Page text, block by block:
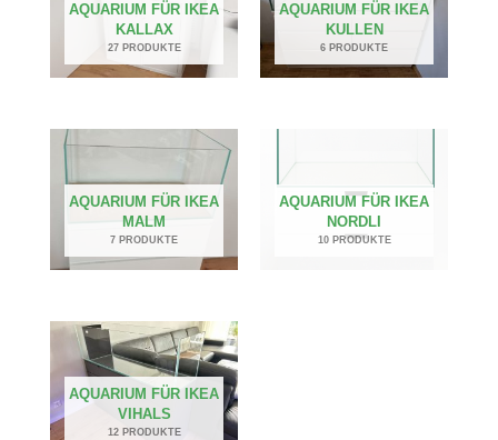
AQUARIUM FÜR IKEA
KALLAX
27 PRODUKTE
AQUARIUM FÜR IKEA
KULLEN
6 PRODUKTE
AQUARIUM FÜR IKEA
MALM
7 PRODUKTE
AQUARIUM FÜR IKEA
NORDLI
10 PRODUKTE
AQUARIUM FÜR IKEA
VIHALS
12 PRODUKTE